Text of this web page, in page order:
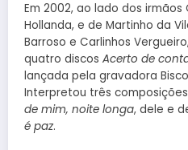
Em 2002, ao lado dos irmãos
Hollanda, e de Martinho da
Barroso e Carlinhos
quatro discos Acerto de
lançada pela gravadora
Interpretou três
de mim, noite longa, dele e
é paz.